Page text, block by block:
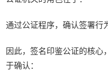
通过公证程序，确认签署行
因此，签名印鉴公证的核心
于确认：